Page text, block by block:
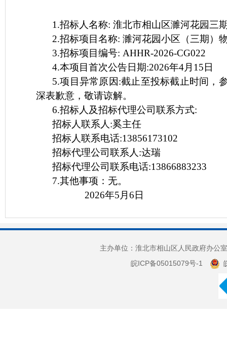
1.招标人名称: 淮北市相山区濉河花园三
2.招标项目名称: 濉河花园小区（三期）
3.招标项目编号: AHHR-2026-CG022
4.本项目首次公告日期:2026年4月 15 日
5.项目异常原因:截止至投标截止时间，
深表歉意，敬请谅解。
6.招标人及招标代理公司联系方式:
招标人联系人:奚主任
招标人联系电话:13856173102
招标代理公司联系人:达瑞
招标代理公司联系电话:13866883233
7.其他事项：无。
2026年5月6日
主办单位：淮北市相山区人民政府办
皖ICP备05015079号-1